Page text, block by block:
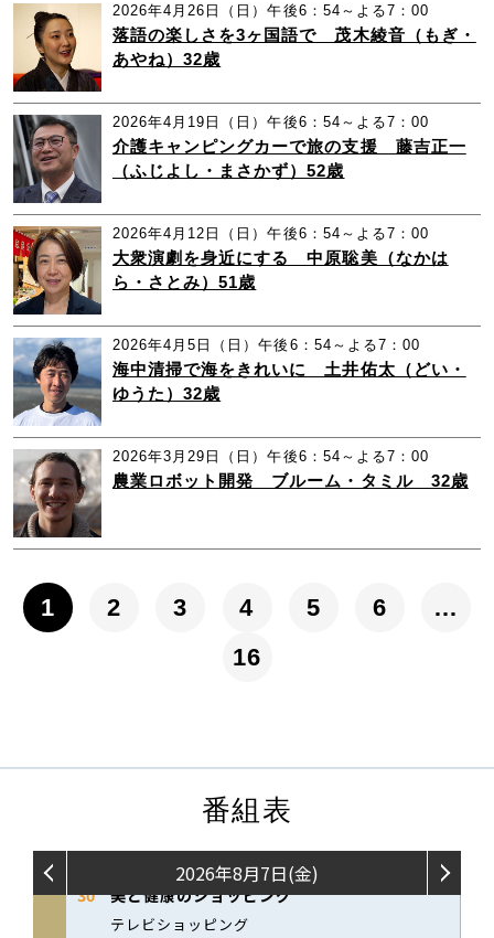
2026年4月26日（日）午後6：54～よる7：00
落語の楽しさを3ヶ国語で 茂木綾音（もぎ・
あやね）32歳
2026年4月19日（日）午後6：54～よる7：00
介護キャンピングカーで旅の支援 藤吉正一
（ふじよし・まさかず）52歳
2026年4月12日（日）午後6：54～よる7：00
大衆演劇を身近にする 中原聡美（なかは
ら・さとみ）51歳
2026年4月5日（日）午後6：54～よる7：00
海中清掃で海をきれいに 土井佑太（どい・
ゆうた）32歳
2026年3月29日（日）午後6：54～よる7：00
農業ロボット開発 ブルーム・タミル 32歳
1 2 3 4 5 6
…
16
番組表